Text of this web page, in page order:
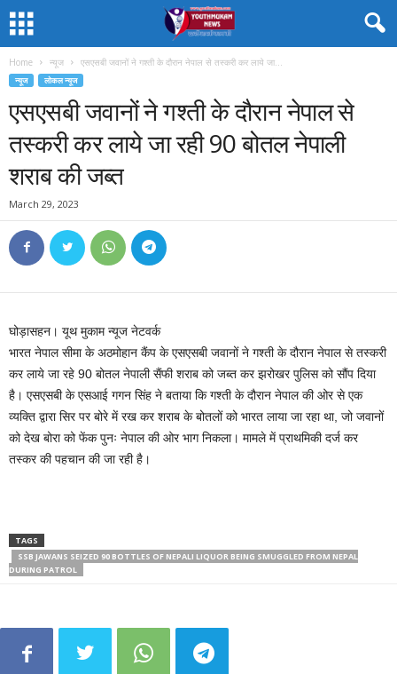
Home न्यूज एसएसबी जवानों ने गश्ती के दौरान नेपाल से तस्करी कर लाये जा...
न्यूज लोकल न्यूज
एसएसबी जवानों ने गश्ती के दौरान नेपाल से
तस्करी कर लाये जा रही 90 बोतल नेपाली
शराब की जब्त
March 29, 2023
घोड़ासहन। यूथ मुकाम न्यूज नेटवर्क
भारत नेपाल सीमा के अठमोहान कैंप के एसएसबी जवानों ने गश्ती के दौरान नेपाल से तस्करी
कर लाये जा रहे 90 बोतल नेपाली सैंफी शराब को जब्त कर झरोखर पुलिस को सौंप दिया
है। एसएसबी के एसआई गगन सिंह ने बताया कि गश्ती के दौरान नेपाल की ओर से एक
व्यक्ति द्वारा सिर पर बोरे में रख कर शराब के बोतलों को भारत लाया जा रहा था, जो जवानों
को देख बोरा को फेंक पुनः नेपाल की ओर भाग निकला। मामले में प्राथमिकी दर्ज कर
तस्कर की पहचान की जा रही है।
TAGS
SSB JAWANS SEIZED 90 BOTTLES OF NEPALI LIQUOR BEING SMUGGLED FROM NEPAL
DURING PATROL